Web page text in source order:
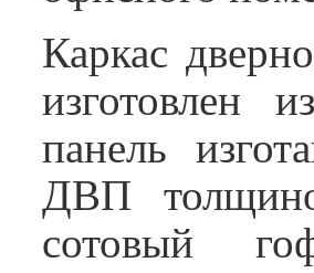
Каркас
изготовлен
панель
ДВП
сотовый